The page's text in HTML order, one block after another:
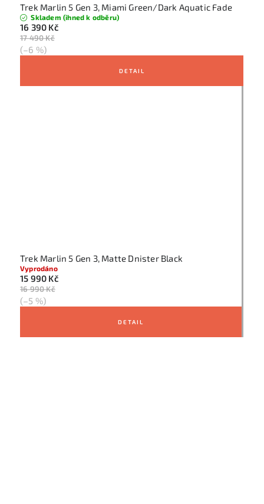
Trek Marlin 5 Gen 3, Miami Green/Dark Aquatic Fade
Skladem (ihned k odběru)
16 390 Kč
17 490 Kč
(–6 %)
Trek Marlin 5 Gen 3, Matte Dnister Black
Vyprodáno
15 990 Kč
16 990 Kč
(–5 %)